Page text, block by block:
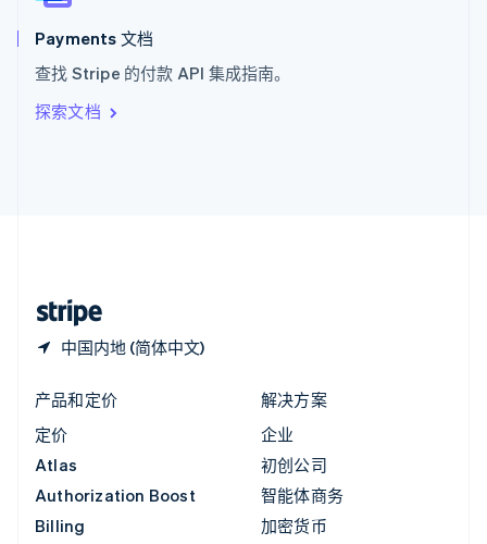
Payments 文档
查找 Stripe 的付款 API 集成指南。
探索文档
中国内地 (简体中文)
匈牙利
English
ItalianoEnglish
印度
English
产品和定价
定价
Atlas
Authorization Boost
Billing
解决方案
企业
初创公司
智能体商务
加密货币